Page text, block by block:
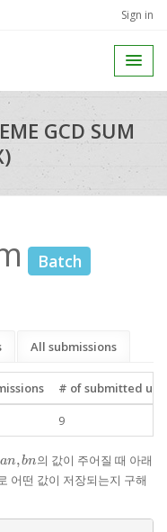
Sign in
GCD SUM
Batch
All submissions
# of submitted
9
an,bn의 값이 주어질 때 아래
어떤 값이 저장되는지 구해